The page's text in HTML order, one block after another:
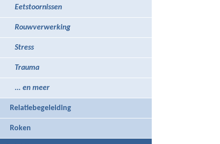
Eetstoornissen
Rouwverwerking
Stress
Trauma
... en meer
Relatiebegeleiding
Roken